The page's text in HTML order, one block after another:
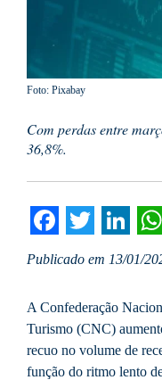
Foto: Pixabay
Com perdas entre
36,8%.
Facebook
Twitter
Publicado em 13/01/
A Confederação
Turismo (CNC)
recuo no volume de
função do ritmo lento